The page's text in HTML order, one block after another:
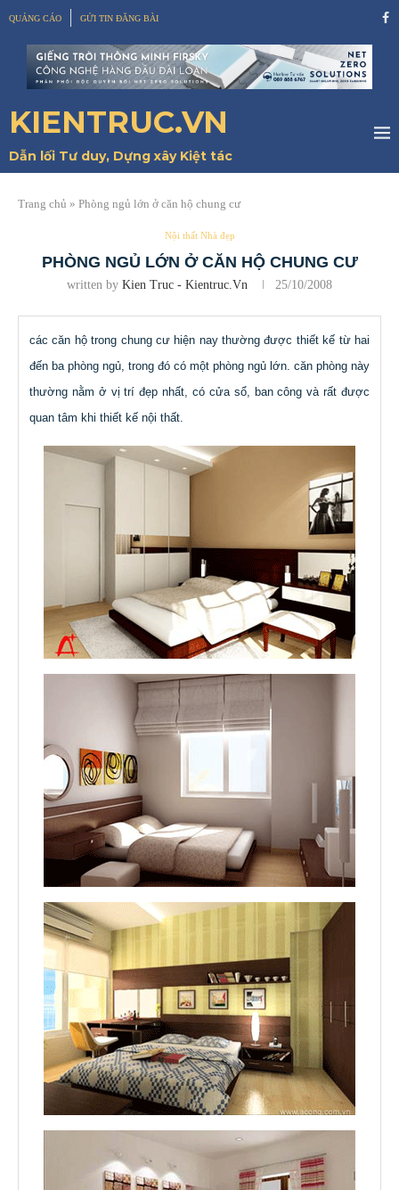
QUẢNG CÁO GỬI TIN ĐĂNG BÀI
KIENTRUC.VN
Dẫn lối Tư duy, Dựng xây Kiệt tác
Trang chủ » Phòng ngủ lớn ở căn hộ chung cư
Nội thất Nhà đẹp
PHÒNG NGỦ LỚN Ở CĂN HỘ CHUNG CƯ
written by Kien Truc - Kientruc.vn 25/10/2008
các căn hộ trong chung cư hiện nay thường được thiết kế từ hai
đến ba phòng ngủ, trong đó có một phòng ngủ lớn. căn phòng này
thường nằm ở vị trí đẹp nhất, có cửa sổ, ban công và rất được
quan tâm khi thiết kế nội thất.